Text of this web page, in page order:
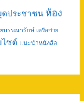
ดประชาชน ห้อง
ยบรรณารักษ์ เครือข่าย
ไซต์ แนะนำหนังสือ